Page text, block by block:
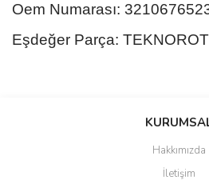
Oem Numarası:
Eşdeğer Parça:
Bu ürüne ilk yorumu
Yorum Yaz
Ürün resmi kalitesiz, bozuk veya
Hakkımızda
İletişim